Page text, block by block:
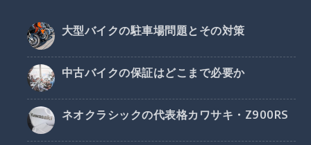
大型バイクの駐車場問題とその対策
中古バイクの保証はどこまで必要か
ネオクラシックの代表格カワサキ・Z900RS